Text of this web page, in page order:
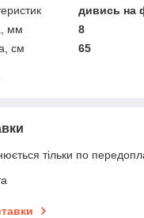
дивись на
мм
8
см
65
тільки по